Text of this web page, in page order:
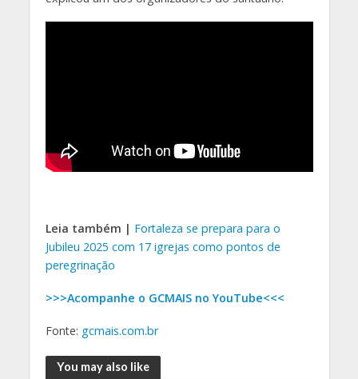
Leia também | Fortaleza se prepara para o
Jubileu 2025 com 17 igrejas como pontos de
peregrinação
>>>Acompanhe o GCMAIS no YouTube<<<
Fonte: gcmais.com.br
You may also like